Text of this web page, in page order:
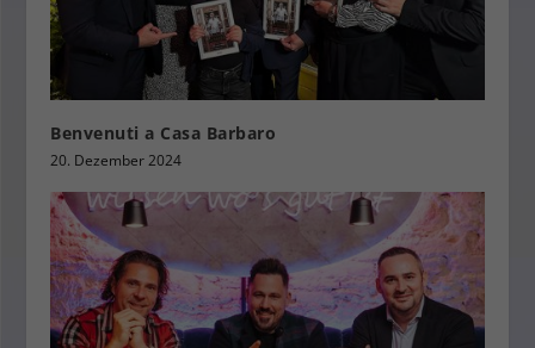
Benvenuti a Casa Barbaro
20. Dezember 2024